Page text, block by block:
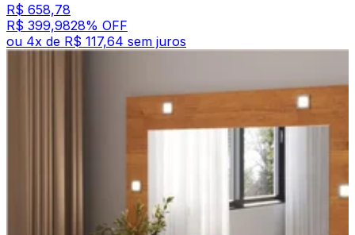
R$ 658,78
R$ 399,9828% OFF
ou 4x de R$ 117,64 sem juros